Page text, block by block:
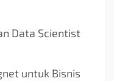
Data Scientist
untuk Bisnis